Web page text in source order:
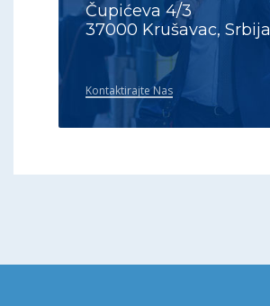
Čupićeva 4/3
37000 Krušavac, Srbija
Kontaktirajte Nas